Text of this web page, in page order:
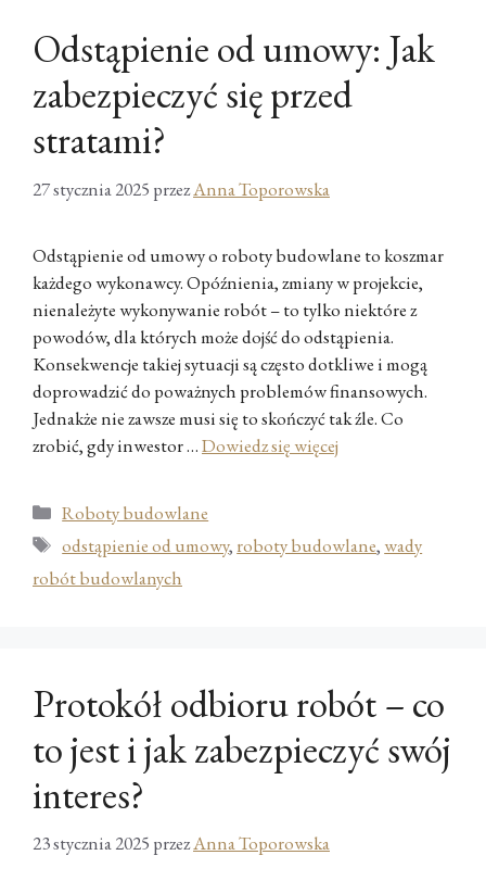
Odstąpienie od umowy: Jak
zabezpieczyć się przed
stratami?
27 stycznia 2025 przezAnna Toporowska
Odstąpienie od umowy o roboty budowlane to koszmar
każdego wykonawcy. Opóźnienia, zmiany w projekcie,
nienależyte wykonywanie robót – to tylko niektóre z
powodów, dla których może dojść do odstąpienia.
Konsekwencje takiej sytuacji są często dotkliwe i mogą
doprowadzić do poważnych problemów finansowych.
Jednakże nie zawsze musi się to skończyć tak źle. Co
zrobić, gdy inwestor …Dowiedz się więcej
Kategorie
Roboty budowlane
Tagi
odstąpienie od umowy, roboty budowlane,wady
robót budowlanych
Protokół odbioru robót – co
to jest i jak zabezpieczyć swój
interes?
23 stycznia 2025 przezAnna Toporowska